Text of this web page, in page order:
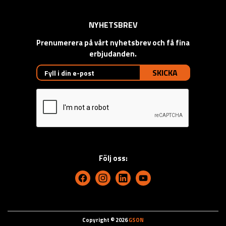
NYHETSBREV
Prenumerera på vårt nyhetsbrev och få fina
erbjudanden.
SKICKA
Följ oss:
Copyright © 2026GSON